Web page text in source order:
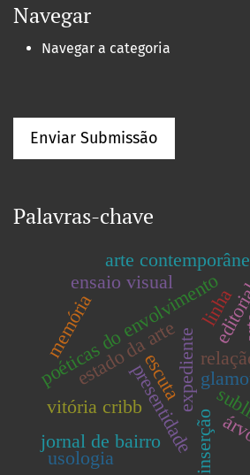
Navegar
Navegar a categoria
Enviar Submissão
Palavras-chave
estado da arteexpediente
poéticas do envolvimento
presentidade
arte
ensaio visual
memória
vitória cribb
jornal de bairro inserção
usologia
linha
escuta